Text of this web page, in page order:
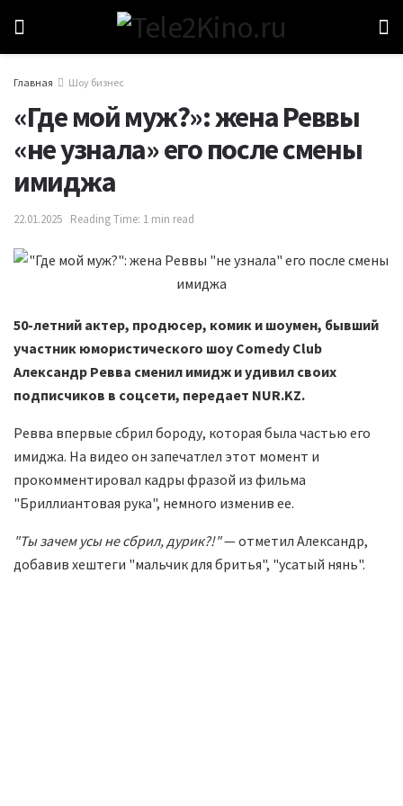
Главная Шоу бизнес
«Где мой муж?»: жена Реввы
«не узнала» его после смены
имиджа
22.01.2025 Reading Time: 1 min read
50-летний актер, продюсер, комик и шоумен, бывший
участник юмористического шоу Comedy Club
Александр Ревва сменил имидж и удивил своих
подписчиков в соцсети, передает NUR.KZ.
Ревва впервые сбрил бороду, которая была частью его
имиджа. На видео он запечатлел этот момент и
прокомментировал кадры фразой из фильма
"Бриллиантовая рука", немного изменив ее.
"Ты зачем усы не сбрил, дурик?!"— отметил Александр,
добавив хештеги "мальчик для бритья", "усатый нянь".